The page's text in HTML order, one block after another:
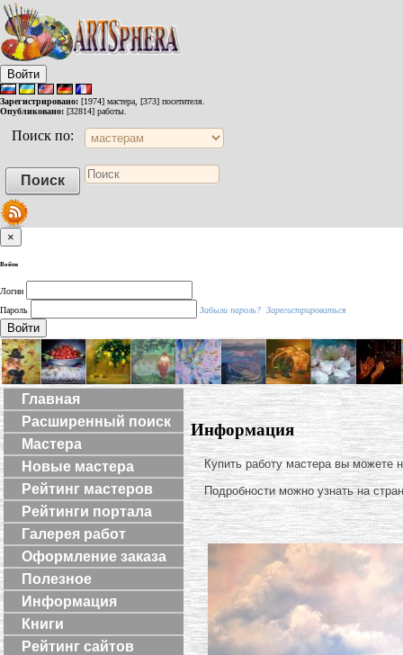
Войти
Зарегистрировано: [1974] мастера, [373] посетителя.
Опубликовано: [32814] работы.
Поиск по:
×
Войти
Логин
Пароль
Забыли пароль? Зарегистрироваться
Войти
Главная
Расширенный поиск
Мастера
Новые мастера
Рейтинг мастеров
Рейтинги портала
Галерея работ
Оформление заказа
Полезное
Информация
Книги
Рейтинг сайтов
Информация
Купить работу мастера вы можете
Подробности можно узнать на